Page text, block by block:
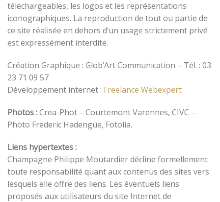
téléchargeables, les logos et les représentations
iconographiques. La reproduction de tout ou partie de
ce site réalisée en dehors d’un usage strictement privé
est expressément interdite.
Création Graphique : Glob’Art Communication – Tél. : 03
23 71 09 57
Développement internet : Freelance Webexpert
Photos :Crea-Phot – Courtemont Varennes, CIVC –
Photo Frederic Hadengue, Fotolia.
Liens hypertextes :
Champagne Philippe Moutardier décline formellement
toute responsabilité quant aux contenus des sites vers
lesquels elle offre des liens. Les éventuels liens
proposés aux utilisateurs du site Internet de